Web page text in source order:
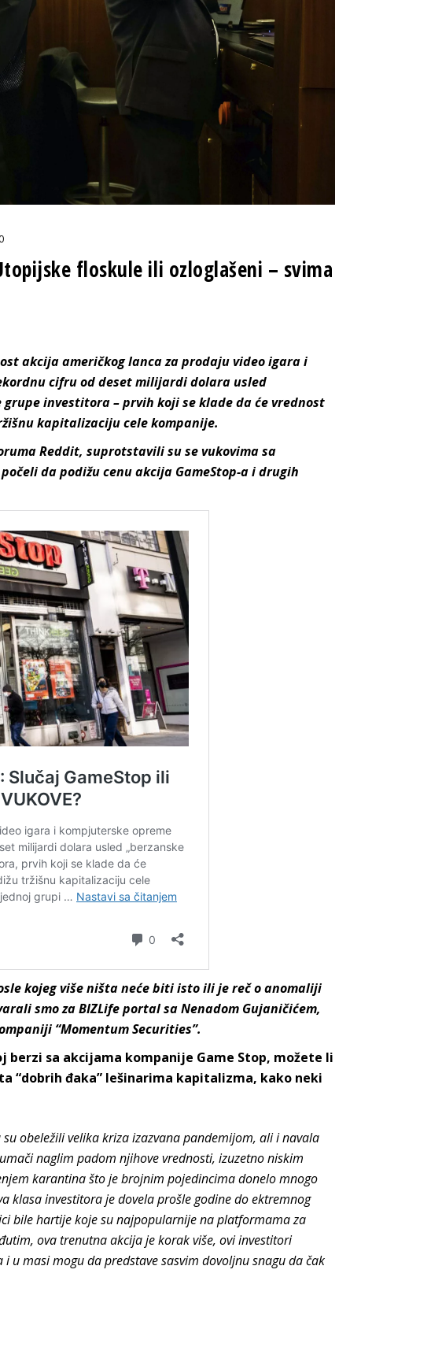
0
floskule ili ozloglašeni – svima
akcija američkog lanca za prodaju video igara i
cifru od deset milijardi dolara usled
grupe investitora – prvih koji se klade da će vrednost
kapitalizaciju cele kompanije.
Reddit, suprotstavili su se vukovima sa
da podižu cenu akcija GameStop-a i drugih
kojeg više ništa neće biti isto ili je reč o anomaliji
smo za BIZLife portal sa Nenadom Gujaničićem,
“Momentum Securities”.
sa akcijama kompanije Game Stop, možete li
“dobrih đaka” lešinarima kapitalizma, kako neki
obeležili velika kriza izazvana pandemijom, ali i navala
naglim padom njihove vrednosti, izuzetno niskim
karantina što je brojnim pojedincima donelo mnogo
klasa investitora je dovela prošle godine do ektremnog
bile hartije koje su najpopularnije na platformama za
ova trenutna akcija je korak više, ovi investitori
u masi mogu da predstave sasvim dovoljnu snagu da čak